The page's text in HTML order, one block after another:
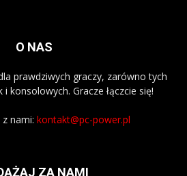
O NAS
prawdziwych graczy, zarówno tych
konsolowych. Gracze łączcie się!
nami: kontakt@pc-power.pl
ZA NAMI